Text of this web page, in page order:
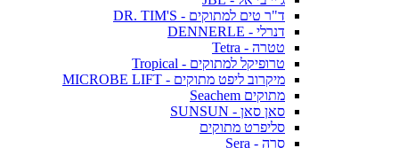
ד"ר טים למתוקים - DR. TIM'S
דנרלי - DENNERLE
טטרה - Tetra
טרופיקל למתוקים - Tropical
מיקרוב ליפט מתוקים - MICROBE LIFT
מתוקים Seachem
סאן סאן - SUNSUN
סליפרט מתוקים
סרה - Sera